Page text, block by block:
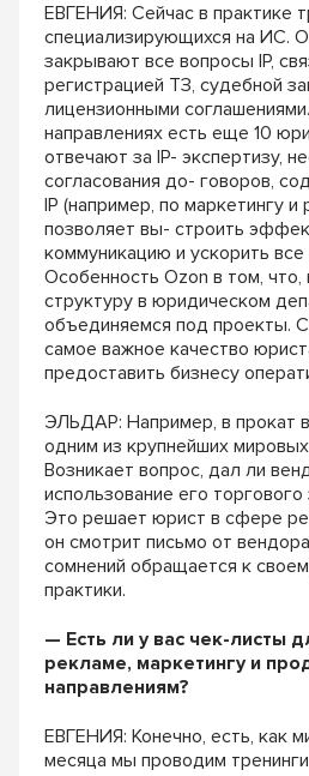
ЕВГЕНИЯ: Сейчас в практике
специализирующихся на ИС.
закрывают все вопросы IP,
регистрацией ТЗ, судебной
лицензионными
направлениях есть еще 10
отвечают за IP- экспертизу,
согласования до- говоров,
IP (например, по маркетингу и
позволяет вы- строить
коммуникацию и ускорить
Особенность Ozon в том,
структуру в юридическом
объединяемся под проекты.
самое важное качество
предоставить бизнесу
ЭЛЬДАР: Например, в прокат
одним из крупнейших
Возникает вопрос, дал ли
использование его
Это решает юрист в сфере
он смотрит письмо от
сомнений обращается к
практики.
— Есть ли у вас чек-листы
рекламе, маркетингу и
направлениям?
ЕВГЕНИЯ: Конечно, есть, как
месяца мы проводим